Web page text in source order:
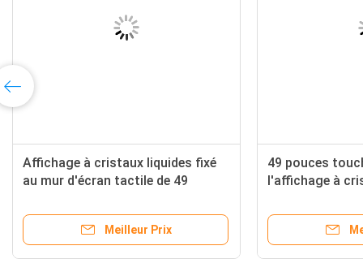
de 18,5
de médias
Le restaurant 49 avancent la
de l'écran petit à petit visuelle
FB adaptée aux besoins du client